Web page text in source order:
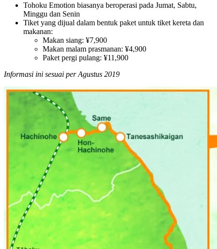
Tohoku Emotion biasanya beroperasi pada Jumat, Sabtu,
Minggu dan Senin
Tiket yang dijual dalam bentuk paket untuk tiket kereta dan
makanan:
Makan siang: ¥7,900
Makan malam prasmanan: ¥4,900
Paket pergi pulang: ¥11,900
Informasi ini sesuai per Agustus 2019